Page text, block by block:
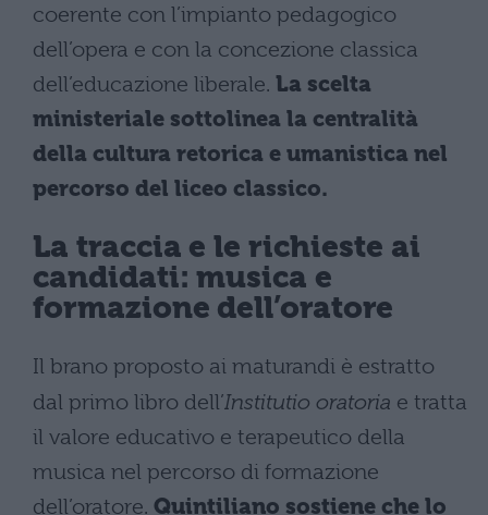
coerente con l’impianto pedagogico
dell’opera e con la concezione classica
dell’educazione liberale. La scelta
ministeriale sottolinea la centralità
della cultura retorica e umanistica nel
percorso del liceo classico.
La traccia e le richieste ai
candidati: musica e
formazione dell’oratore
Il brano proposto ai maturandi è estratto
dal primo libro dell’Institutio oratoria e tratta
il valore educativo e terapeutico della
musica nel percorso di formazione
dell’oratore. Quintiliano sostiene che lo